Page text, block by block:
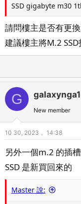
SSD gigabyte m30
請問樓主是否有更
建議樓主將M.2
G
New member
10 30, 2023， 14:38
另外一個m.2 的插
SSD 是新買回來的
Master 說: